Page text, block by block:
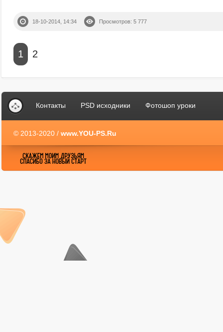
18-10-2014, 14:34 Просмотров: 5 777
1 2
Контакты PSD исходники Фотошоп уроки
© 2013-2020 / www.YOU-PS.Ru
YOU-PS.Ru